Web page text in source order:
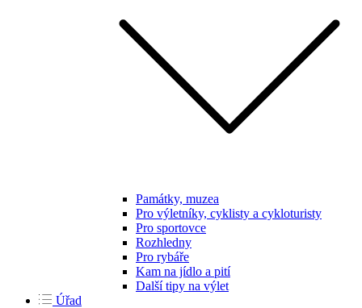
Památky, muzea
Pro výletníky, cyklisty a cykloturisty
Pro sportovce
Rozhledny
Pro rybáře
Kam na jídlo a pití
Další tipy na výlet
Úřad